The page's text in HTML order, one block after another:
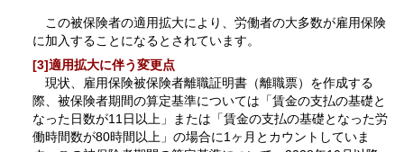
この被保険者の適用拡大により、労働者の大多数が雇用保険
に加入することになるとされています。
[3]適用拡大に伴う変更点
現状、雇用保険被保険者離職証明書（離職票）を作成する
際、被保険者期間の算定基準については「賃金の支払の基礎と
なった日数が11日以上」または「賃金の支払の基礎となった労
働時間数が80時間以上」の場合に1ヶ月とカウントしていま